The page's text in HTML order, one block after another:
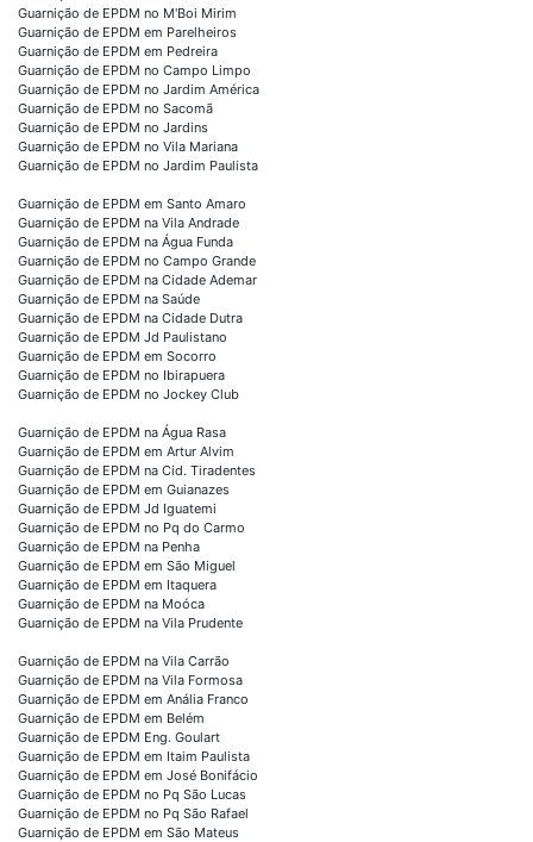
Guarnição de EPDM no M'Boi Mirim
Guarnição de EPDM em Parelheiros
Guarnição de EPDM em Pedreira
Guarnição de EPDM no Campo Limpo
Guarnição de EPDM no Jardim América
Guarnição de EPDM no Sacomã
Guarnição de EPDM no Jardins
Guarnição de EPDM no Vila Mariana
Guarnição de EPDM no Jardim Paulista
Guarnição de EPDM em Santo Amaro
Guarnição de EPDM na Vila Andrade
Guarnição de EPDM na Água Funda
Guarnição de EPDM no Campo Grande
Guarnição de EPDM na Cidade Ademar
Guarnição de EPDM na Saúde
Guarnição de EPDM na Cidade Dutra
Guarnição de EPDM Jd Paulistano
Guarnição de EPDM em Socorro
Guarnição de EPDM no Ibirapuera
Guarnição de EPDM no Jockey Club
Guarnição de EPDM na Água Rasa
Guarnição de EPDM em Artur Alvim
Guarnição de EPDM na Cid. Tiradentes
Guarnição de EPDM em Guianazes
Guarnição de EPDM Jd Iguatemi
Guarnição de EPDM no Pq do Carmo
Guarnição de EPDM na Penha
Guarnição de EPDM em São Miguel
Guarnição de EPDM em Itaquera
Guarnição de EPDM na Moóca
Guarnição de EPDM na Vila Prudente
Guarnição de EPDM na Vila Carrão
Guarnição de EPDM na Vila Formosa
Guarnição de EPDM em Anália Franco
Guarnição de EPDM em Belém
Guarnição de EPDM Eng. Goulart
Guarnição de EPDM em Itaim Paulista
Guarnição de EPDM em José Bonifácio
Guarnição de EPDM no Pq São Lucas
Guarnição de EPDM no Pq São Rafael
Guarnição de EPDM em São Mateus